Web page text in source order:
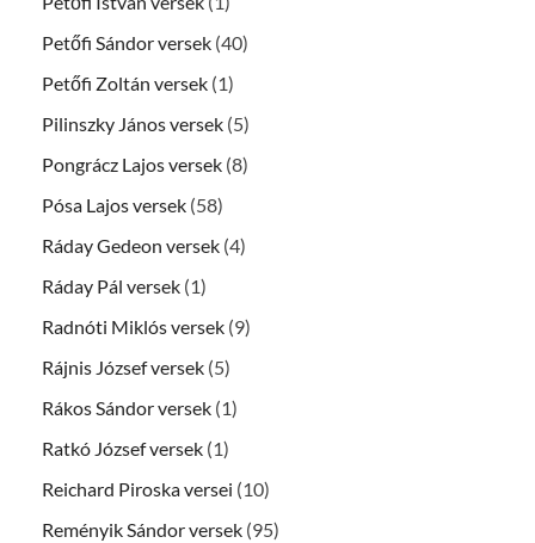
Petőfi Sándor versek (40)
Petőfi Zoltán versek (1)
Pilinszky János versek (5)
Pongrácz Lajos versek (8)
Pósa Lajos versek (58)
Ráday Gedeon versek (4)
Ráday Pál versek (1)
Radnóti Miklós versek (9)
Rájnis József versek (5)
Rákos Sándor versek (1)
Ratkó József versek (1)
Reichard Piroska versei (10)
Reményik Sándor versek (95)